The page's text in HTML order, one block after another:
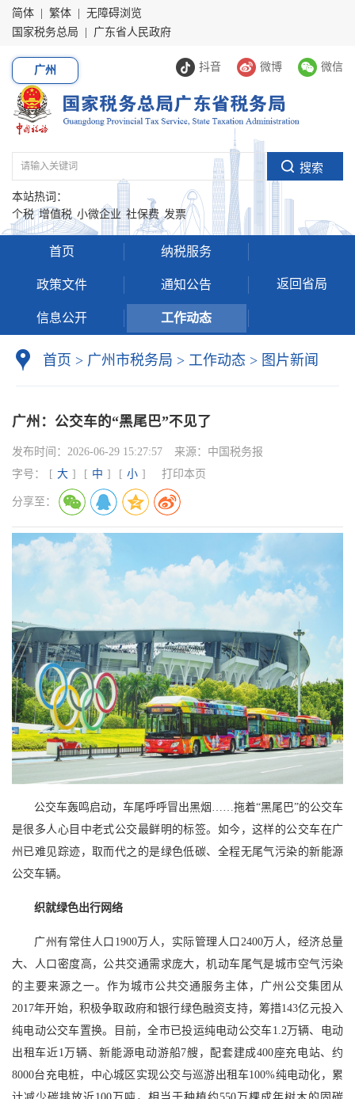
简体 繁体
无障碍浏览
国家税务总局
广东省人民政府
抖音 微博 微信
广州
本站热词：
个税 增值税 小微企业 社保费 发票
首页 纳税服务
政策文件 通知公告
信息公开 工作动态
返回省局
首页 > 广州市税务局 > 工作动态 > 图片新闻
广州：公交车的“黑尾巴”不见了
发布时间： 2026-06-29 15:27:57 来源： 中国税务报
字号：
[ 大 ] [ 中 ] [ 小 ] 打印本页
分享至：
公交车轰鸣启动，车尾呼呼冒出黑烟……拖着“黑尾巴”的公交车
是很多人心目中老式公交最鲜明的标签。如今，这样的公交车在广
州已难见踪迹，取而代之的是绿色低碳、全程无尾气污染的新能源
公交车辆。
织就绿色出行网络
广州有常住人口1900万人，实际管理人口2400万人，经济总量
大、人口密度高，公共交通需求庞大，机动车尾气是城市空气污染
的主要来源之一。作为城市公共交通服务主体，广州公交集团从
2017年开始，积极争取政府和银行绿色融资支持，筹措143亿元投入
纯电动公交车置换。目前，全市已投运纯电动公交车1.2万辆、电动
出租车近1万辆、新能源电动游船7艘，配套建成400座充电站、约
8000台充电桩，中心城区实现公交与巡游出租车100%纯电动化，累